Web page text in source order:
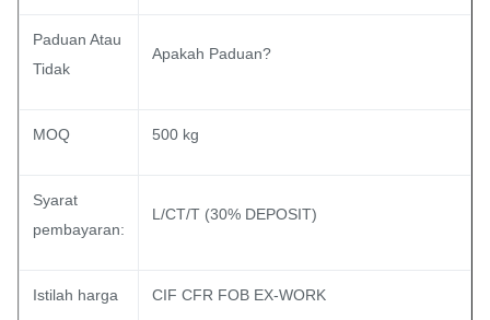
Paduan Atau
Tidak
Apakah Paduan?
MOQ 500 kg
Syarat
pembayaran:
L/CT/T (30% DEPOSIT)
Istilah harga CIF CFR FOB EX-WORK